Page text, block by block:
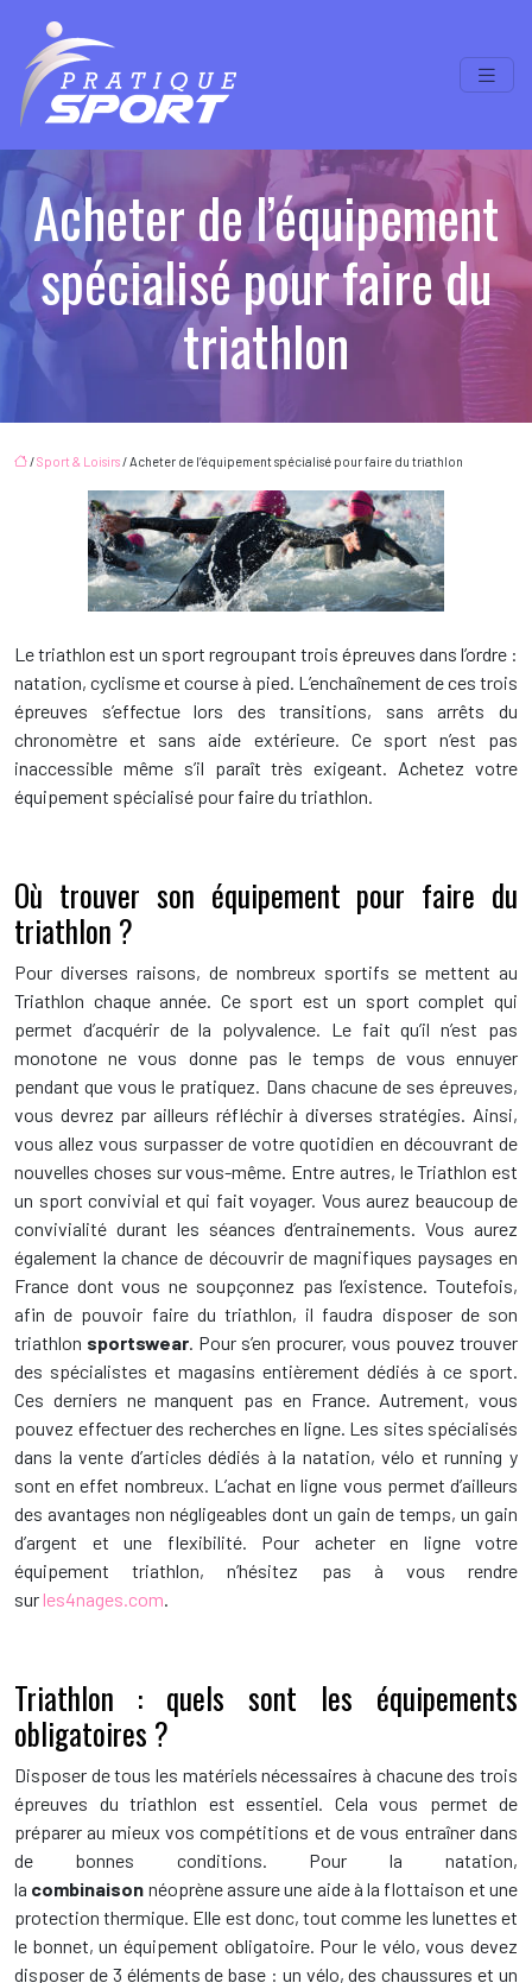
Acheter de l’équipement
spécialisé pour faire du
triathlon
/Sport & Loisirs/ Acheter de l’équipement spécialisé pour faire du triathlon
Le triathlon est un sport regroupant trois épreuves dans l’ordre :
natation, cyclisme et course à pied. L’enchaînement de ces trois
épreuves s’effectue lors des transitions, sans arrêts du
chronomètre et sans aide extérieure. Ce sport n’est pas
inaccessible même s’il paraît très exigeant. Achetez votre
équipement spécialisé pour faire du triathlon.
Où trouver son équipement pour faire du
triathlon ?
Pour diverses raisons, de nombreux sportifs se mettent au
Triathlon chaque année. Ce sport est un sport complet qui
permet d’acquérir de la polyvalence. Le fait qu’il n’est pas
monotone ne vous donne pas le temps de vous ennuyer
pendant que vous le pratiquez. Dans chacune de ses épreuves,
vous devrez par ailleurs réfléchir à diverses stratégies. Ainsi,
vous allez vous surpasser de votre quotidien en découvrant de
nouvelles choses sur vous-même. Entre autres, le Triathlon est
un sport convivial et qui fait voyager. Vous aurez beaucoup de
convivialité durant les séances d’entrainements. Vous aurez
également la chance de découvrir de magnifiques paysages en
France dont vous ne soupçonnez pas l’existence. Toutefois,
afin de pouvoir faire du triathlon, il faudra disposer de son
triathlon sportswear. Pour s’en procurer, vous pouvez trouver
des spécialistes et magasins entièrement dédiés à ce sport.
Ces derniers ne manquent pas en France. Autrement, vous
pouvez effectuer des recherches en ligne. Les sites spécialisés
dans la vente d’articles dédiés à la natation, vélo et running y
sont en effet nombreux. L’achat en ligne vous permet d’ailleurs
des avantages non négligeables dont un gain de temps, un gain
d’argent et une flexibilité. Pour acheter en ligne votre
équipement triathlon, n’hésitez pas à vous rendre
sur les4nages.com.
Triathlon : quels sont les équipements
obligatoires ?
Disposer de tous les matériels nécessaires à chacune des trois
épreuves du triathlon est essentiel. Cela vous permet de
préparer au mieux vos compétitions et de vous entraîner dans
de bonnes conditions. Pour la natation,
la combinaison néoprène assure une aide à la flottaison et une
protection thermique. Elle est donc, tout comme les lunettes et
le bonnet, un équipement obligatoire. Pour le vélo, vous devez
disposer de 3 éléments de base : un vélo, des chaussures et un